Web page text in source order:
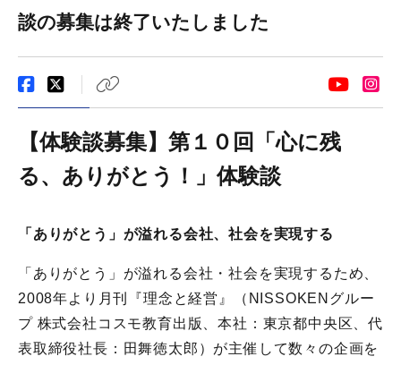
談の募集は終了いたしました
【体験談募集】第１０回「心に残
る、ありがとう！」体験談
「ありがとう」が溢れる会社、社会を実現する
「ありがとう」が溢れる会社・社会を実現するため、
2008年より月刊『理念と経営』（NISSOKENグルー
プ 株式会社コスモ教育出版、本社：東京都中央区、代
表取締役社長：田舞徳太郎）が主催して数々の企画を